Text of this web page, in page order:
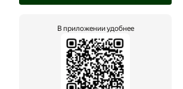
В приложении удобнее